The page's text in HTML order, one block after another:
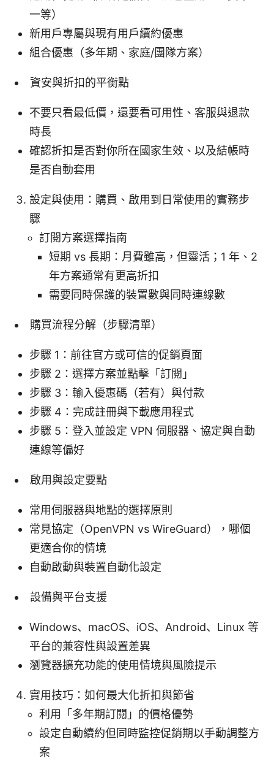
一等）
新用戶專屬與現有用戶續約優惠
組合優惠（多年期、家庭/團隊方案）
資安與折扣的平衡點
不要只看最低價，還要看可用性、客服與退款
時長
確認折扣是否對你所在國家生效、以及結帳時
是否自動套用
設定與使用：購買、啟用到日常使用的實務步
驟
訂閱方案選擇指南
短期 vs 長期：月費雖高，但靈活；1 年、2
年方案通常有更高折扣
需要同時保護的裝置數與同時連線數
購買流程分解（步驟清單）
步驟 1：前往官方或可信的促銷頁面
步驟 2：選擇方案並點擊「訂閱」
步驟 3：輸入優惠碼（若有）與付款
步驟 4：完成註冊與下載應用程式
步驟 5：登入並設定 VPN 伺服器、協定與自動
連線等偏好
啟用與設定要點
常用伺服器與地點的選擇原則
常見協定（OpenVPN vs WireGuard），哪個
更適合你的情境
自動啟動與裝置自動化設定
設備與平台支援
Windows、macOS、iOS、Android、Linux 等
平台的兼容性與設置差異
瀏覽器擴充功能的使用情境與風險提示
實用技巧：如何最大化折扣與節省
利用「多年期訂閱」的價格優勢
設定自動續約但同時監控促銷期以手動調整方
案